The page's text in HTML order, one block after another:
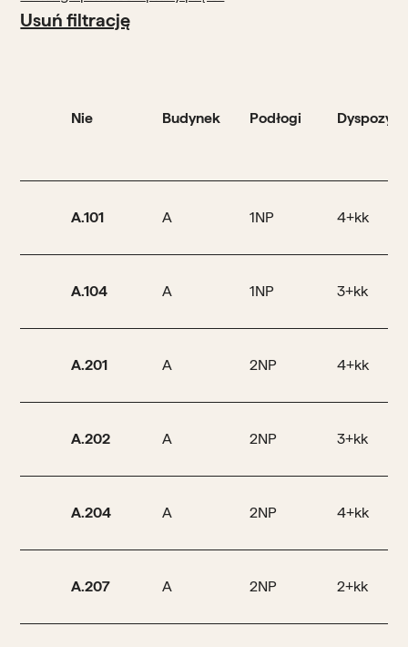
Usuń filtrację
Nie Budynek Podłogi
A.101 A 1NP 4+kk
A.104 A 1NP 3+kk
A.201 A 2NP 4+kk
A.202 A 2NP 3+kk
A.204 A 2NP 4+kk
A.207 A 2NP 2+kk